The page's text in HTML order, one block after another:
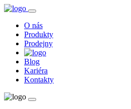
O nás
Produkty
Prodejny
Blog
Kariéra
Kontakty